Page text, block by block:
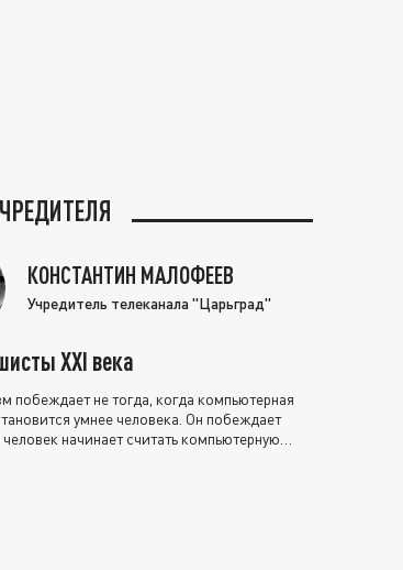
КОНСТАНТИН МАЛОФЕЕВ
Учредитель телеканала "Царьград"
XXI века
побеждает не тогда, когда компьютерная
умнее человека. Он побеждает
человек начинает считать компьютерную